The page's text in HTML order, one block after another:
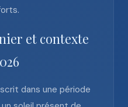
et contexte
dans une période